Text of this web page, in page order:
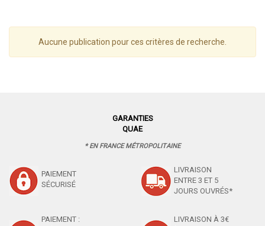
Aucune publication pour ces critères de recherche.
GARANTIES
QUAE
* EN FRANCE MÉTROPOLITAINE
PAIEMENT
SÉCURISÉ
LIVRAISON
ENTRE 3 ET 5
JOURS OUVRÉS*
PAIEMENT : LIVRAISON À 3€